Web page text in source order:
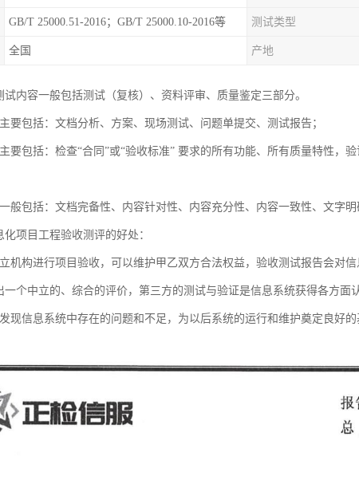
GB/T 25000.51-2016；GB/T 25000.10-2016等 测试类型
全国 产地
内容一般包括测试（复核）、资料评审、质量鉴定三部分。
要包括：文档分析、方案、现场测试、问题单提交、测试报告；
要包括：检查“合同”或“验收标准” 要求的所有功能、所有质量特性，
般包括：文档完备性、内容针对性、内容充分性、内容一致性、文字明
项目工程验收测评的好处：
机构进行项目验收，可以维护甲乙双方合法权益，验收测试报告会对
一个中立的、综合的评价，第三方的测试与验证是信息系统获得各方面
现信息系统中存在的问题和不足，为以后系统的运行和维护奠定良好的